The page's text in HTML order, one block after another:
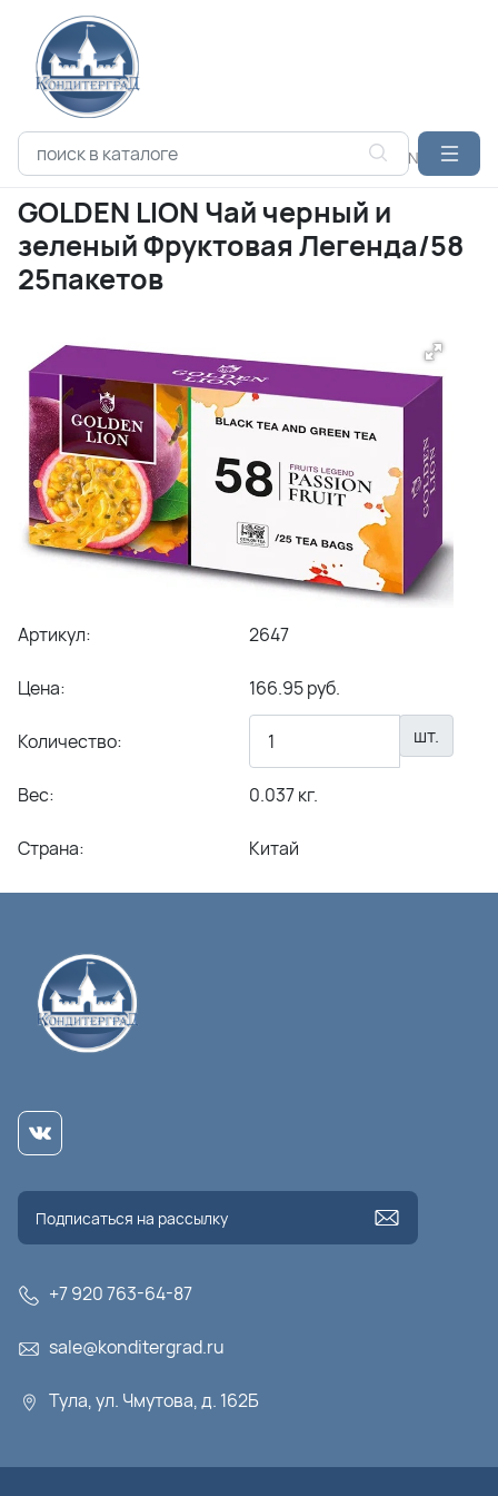
Каталог продукции GOLDEN LION Чай
GOLDEN LION Чай черный и
зеленый Фруктовая Легенда/58
25пакетов
Артикул: 2647
Цена: 166.95 руб.
Количество: шт.
Вес: 0.037 кг.
Страна: Китай
+7 920 763-64-87
sale@konditergrad.ru
Тула, ул. Чмутова, д. 162Б